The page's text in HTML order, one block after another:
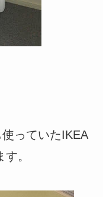
っていたIKEA
。